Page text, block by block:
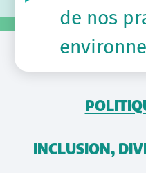
de nos
INCLUSION,